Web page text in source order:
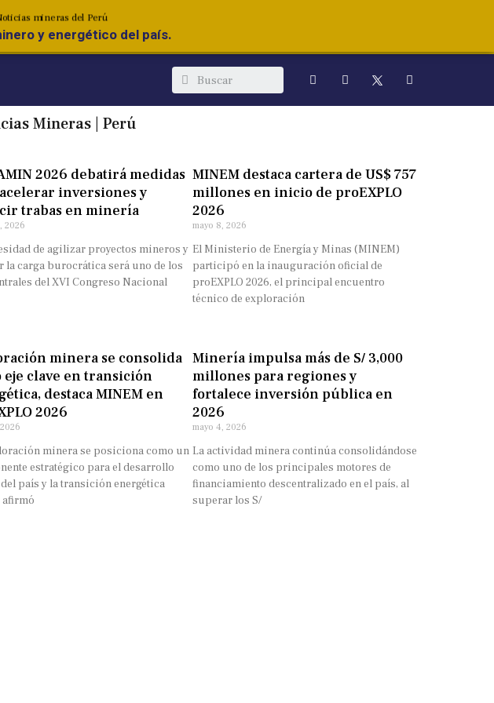
y energético del país.
Mineras | Perú
2026 debatirá medidas
inversiones y
trabas en minería
2026
de agilizar proyectos mineros y
la carga burocrática será uno de los
del XVI Congreso Nacional
MINEM destaca cartera de US$ 757
millones en inicio de proEXPLO
2026
mayo 8, 2026
El Ministerio de Energía y Minas (MINEM)
participó en la inauguración oficial de
proEXPLO 2026, el principal encuentro
técnico de exploración
minera se consolida
eje clave en transición
destaca MINEM en
2026
minera se posiciona como un
estratégico para el desarrollo
país y la transición energética
Minería impulsa más de S/ 3,000
millones para regiones y
fortalece inversión pública en
2026
mayo 4, 2026
La actividad minera continúa consolidándose
como uno de los principales motores de
financiamiento descentralizado en el país, al
superar los S/